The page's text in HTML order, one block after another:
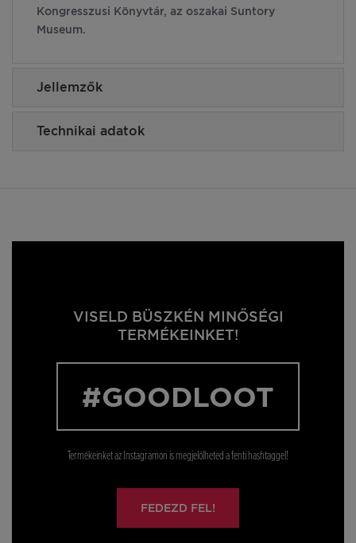
Kongresszusi Könyvtár, az oszakai Suntory
Museum.
Jellemzők
Technikai adatok
VISELD BÜSZKÉN MINŐSÉGI
TERMÉKEINKET!
#GOODLOOT
Termékeinket az Instagramon is megjelölheted a fenti hashtaggel!
FEDEZD FEL!